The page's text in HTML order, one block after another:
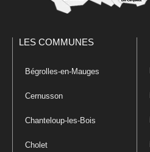
LES COMMUNES
Bégrolles-en-Mauges
Cernusson
Chanteloup-les-Bois
Cholet